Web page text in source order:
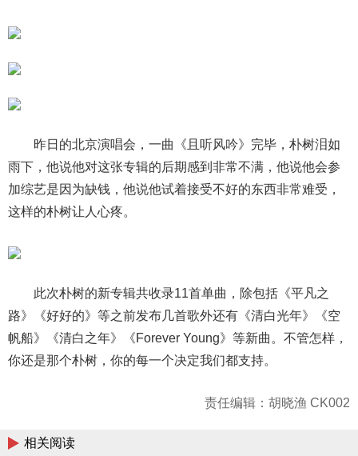
昨日的北京演唱会，一曲《且听风吟》完毕，朴树泪如
雨下，他说他对这张专辑的后期感到非常不满，他说他会参
加综艺是因为缺钱，他说他试着接受不好的东西非常难受，
这样的朴树让人心疼。
此次朴树的新专辑共收录11首单曲，除包括《平凡之
路》《好好的》等之前发布几首歌外还有《清白光年》《空
帆船》《清白之年》《Forever Young》等新曲。不管怎样，
你还是那个朴树，你的每一个决定我们都支持。
责任编辑：胡晓渔 CK002
相关阅读